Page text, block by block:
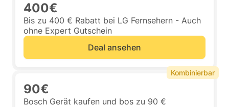
400€
Bis zu 400 € Rabatt bei LG Fernsehern - Auch
ohne Expert Gutschein
Deal ansehen
90€
Bosch Gerät kaufen und bos zu 90 €
Kombinierbar